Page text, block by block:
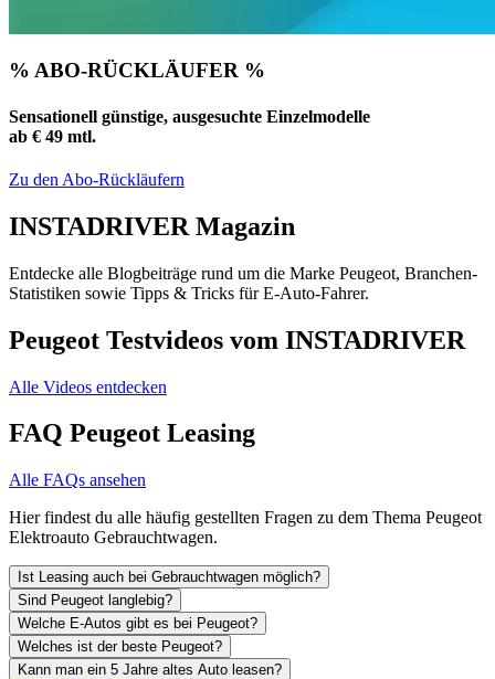
% ABO-RÜCKLÄUFER %
Sensationell günstige, ausgesuchte Einzelmodelle
ab € 49 mtl.
Zu den Abo-Rückläufern
INSTADRIVER Magazin
Entdecke alle Blogbeiträge rund um die Marke Peugeot, Branchen-
Statistiken sowie Tipps & Tricks für E-Auto-Fahrer.
Peugeot Testvideos vom INSTADRIVER
Alle Videos entdecken
FAQ Peugeot Leasing
Alle FAQs ansehen
Hier findest du alle häufig gestellten Fragen zu dem Thema Peugeot
Elektroauto Gebrauchtwagen.
Ist Leasing auch bei Gebrauchtwagen möglich?
Sind Peugeot langlebig?
Welche E-Autos gibt es bei Peugeot?
Welches ist der beste Peugeot?
Kann man ein 5 Jahre altes Auto leasen?